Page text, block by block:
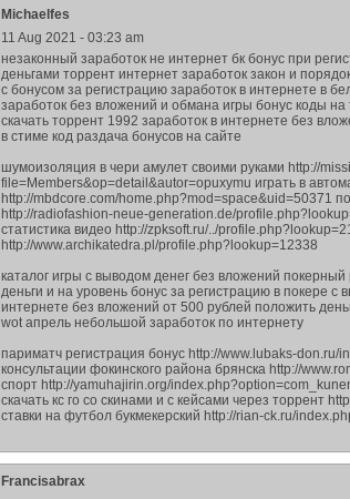
Michaelfes
11 Aug 2021 - 03:23 am
незаконный заработок не интернет бк бонус при
деньгами торрент интернет заработок закон и
с бонусом за регистрацию заработок в интернете в
заработок без вложений и обмана игры бонус коды
скачать торрент 1992 заработок в интернете без
в стиме код раздача бонусов на сайте
шумоизоляция в чери амулет своими руками http://
file=Members&op=detail&autor=opuxymu играть в
http://mbdcore.com/home.php?mod=space&uid=50371
http://radiofashion-neue-generation.de/
статистика видео http://zpksoft.ru/../
http://www.archikatedra.pl/profile.php?lookup=12338
каталог игры с выводом денег без вложений
деньги и на уровень бонус за регистрацию в покере
интернете без вложений от 500 рублей положить
wot апрель небольшой заработок по интернету
париматч регистрация бонус http://www.lubaks-
консультации фокинского района брянска http://
спорт http://yamuhajirin.org/
скачать кс го со скинами и с кейсами через торрент
ставки на футбол букмекерский http://rian-ck.ru/
Francisabrax